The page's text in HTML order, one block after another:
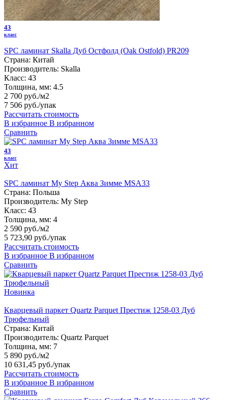
43
класс
SPC ламинат Skalla Дуб Остфолд (Oak Ostfold) PR209
Страна: Китай
Производитель: Skalla
Класс: 43
Толщина, мм: 4.5
2 700 руб./м2
7 506 руб./упак
Рассчитать стоимость
В избранное В избранном
Сравнить
43
класс
Хит
SPC ламинат My Step Аква Зимме MSA33
Страна: Польша
Производитель: My Step
Класс: 43
Толщина, мм: 4
2 590 руб./м2
5 723,90 руб./упак
Рассчитать стоимость
В избранное В избранном
Сравнить
Новинка
Кварцевый паркет Quartz Parquet Престиж 1258-03 Дуб
Трюфельный
Страна: Китай
Производитель: Quartz Parquet
Толщина, мм: 7
5 890 руб./м2
10 631,45 руб./упак
Рассчитать стоимость
В избранное В избранном
Сравнить